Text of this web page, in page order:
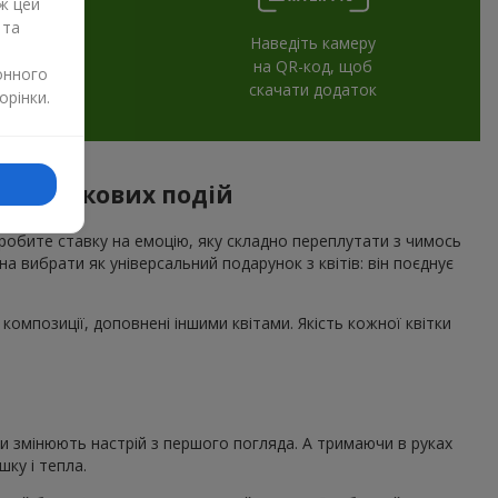
Наведіть камеру
на QR-код, щоб
скачати додаток
святкових подій
ставку на емоцію, яку складно переплутати з чимось
як універсальний подарунок з квітів: він поєднує
доповнені іншими квітами. Якість кожної квітки
змінюють настрій з першого погляда. А тримаючи в руках
і тепла.